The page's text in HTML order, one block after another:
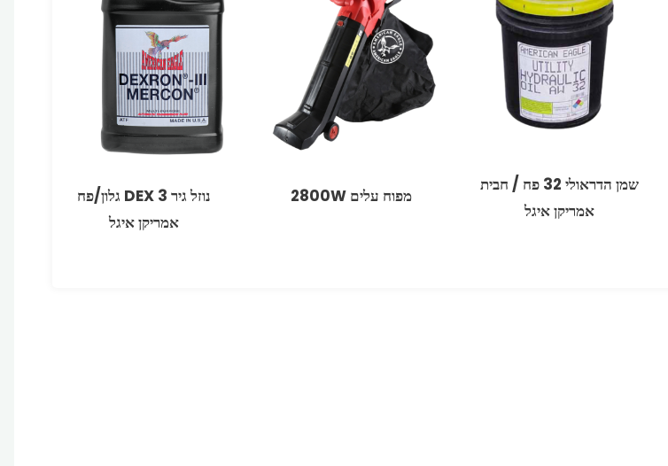
שמן הדראולי 32 פח / חבית
אמריקן איגל
מפוח עלים 2800W
נוזל גיר DEX 3 גלון/פח
אמריקן איגל